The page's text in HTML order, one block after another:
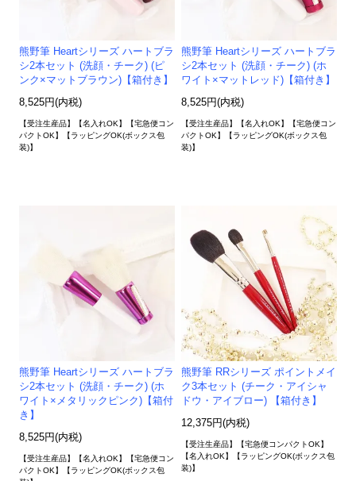
熊野筆 Heartシリーズ ハートブラ
シ2本セット (洗顔・チーク) (ピ
ンク×マットブラウン)【箱付き】
8,525円(内税)
【受注生産品】【名入れOK】【宅急便コン
パクトOK】【ラッピングOK(ボックス包
装)】
熊野筆 Heartシリーズ ハートブラ
シ2本セット (洗顔・チーク) (ホ
ワイト×マットレッド)【箱付き】
8,525円(内税)
【受注生産品】【名入れOK】【宅急便コン
パクトOK】【ラッピングOK(ボックス包
装)】
熊野筆 Heartシリーズ ハートブラ
シ2本セット (洗顔・チーク) (ホ
ワイト×メタリックピンク)【箱付
き】
8,525円(内税)
【受注生産品】【名入れOK】【宅急便コン
パクトOK】【ラッピングOK(ボックス包
熊野筆 RRシリーズ ポイントメイ
ク3本セット (チーク・アイシャ
ドウ・アイブロー) 【箱付き】
12,375円(内税)
【受注生産品】【宅急便コンパクトOK】
【名入れOK】【ラッピングOK(ボックス包
装)】